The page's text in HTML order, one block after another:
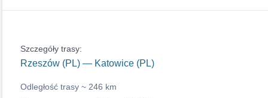
Szczegóły trasy:
Rzeszów (PL) — Katowice (PL)
Odległość trasy ~ 246 km